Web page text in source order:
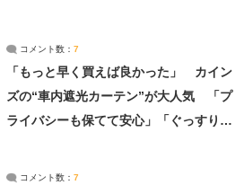
コメント数： 7
「もっと早く買えば良かった」 カイン
ズの“車内遮光カーテン”が大人気 「プ
ライバシーも保てて安心」「ぐっすり眠
コメント数： 7